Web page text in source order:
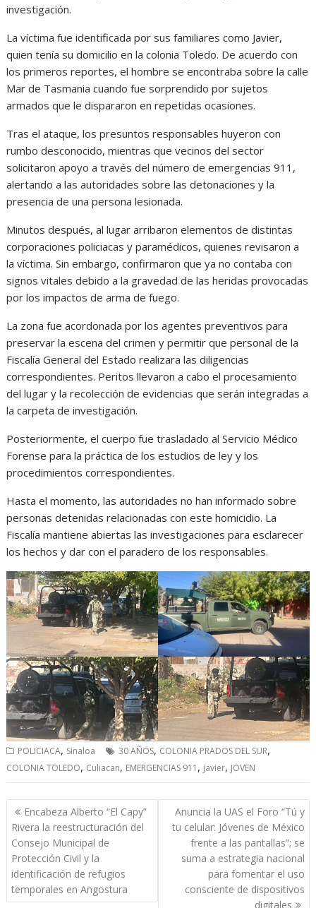
investigación.
La víctima fue identificada por sus familiares como Javier,
quien tenía su domicilio en la colonia Toledo. De acuerdo con
los primeros reportes, el hombre se encontraba sobre la calle
Mar de Tasmania cuando fue sorprendido por sujetos
armados que le dispararon en repetidas ocasiones.
Tras el ataque, los presuntos responsables huyeron con
rumbo desconocido, mientras que vecinos del sector
solicitaron apoyo a través del número de emergencias 911,
alertando a las autoridades sobre las detonaciones y la
presencia de una persona lesionada.
Minutos después, al lugar arribaron elementos de distintas
corporaciones policiacas y paramédicos, quienes revisaron a
la víctima. Sin embargo, confirmaron que ya no contaba con
signos vitales debido a la gravedad de las heridas provocadas
por los impactos de arma de fuego.
La zona fue acordonada por los agentes preventivos para
preservar la escena del crimen y permitir que personal de la
Fiscalía General del Estado realizara las diligencias
correspondientes. Peritos llevaron a cabo el procesamiento
del lugar y la recolección de evidencias que serán integradas a
la carpeta de investigación.
Posteriormente, el cuerpo fue trasladado al Servicio Médico
Forense para la práctica de los estudios de ley y los
procedimientos correspondientes.
Hasta el momento, las autoridades no han informado sobre
personas detenidas relacionadas con este homicidio. La
Fiscalía mantiene abiertas las investigaciones para esclarecer
los hechos y dar con el paradero de los responsables.
POLICIACA, Sinaloa 30 AÑOS, COLONIA PRADOS DEL SUR,
COLONIA TOLEDO, Culiacan, EMERGENCIAS 911 , javier, JOVEN
Navegación
de
entradas
Encabeza Alberto “El Capy”
Rivera la reestructuración del
Consejo Municipal de
Protección Civil y la
identificación de refugios
temporales en Angostura
Anuncia la UAS el Foro “Tú y
tu celular: Jóvenes de México
frente a las pantallas”; se
suma a estrategia nacional
para fomentar el uso
consciente de dispositivos
digitales